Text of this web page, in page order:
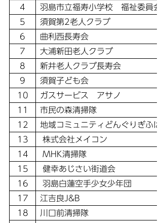
4
羽島市立福寿小学校 福祉委員会
5
須賀第2老人クラブ
6
曲利西長寿会
7
大浦新田老人クラブ
8
新井老人クラブ長寿会
9
須賀子ども会
10
ガスサービス アサノ
11
市民の森清掃隊
12
地域コミュニティどんぐりぎふは
13
株式会社メイコン
14
MHK清掃隊
15
健幸あじさい街道会
16
羽島白蓮空手少女少年団
17
江吉良J&B
18
川口前清掃隊